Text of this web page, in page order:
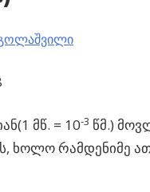
მწ. = 10-3 წმ.)
ხოლო რამდენიმე